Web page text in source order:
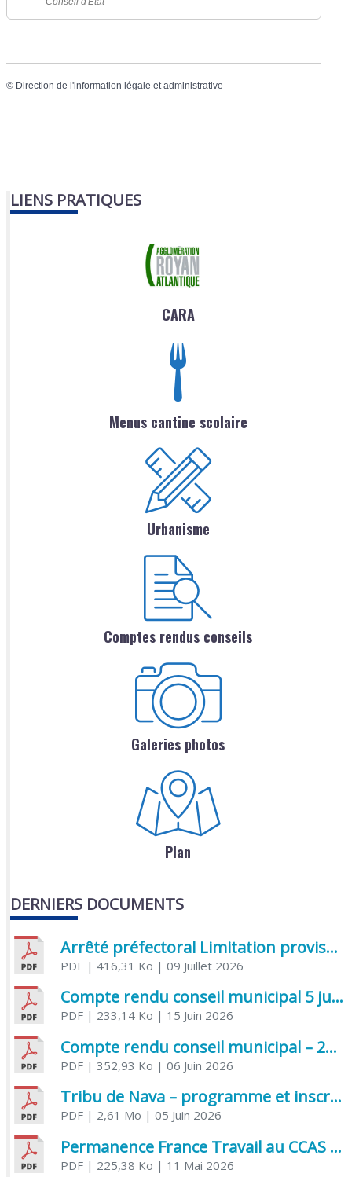
© Direction de l'information légale et administrative
LIENS PRATIQUES
CARA
Menus cantine scolaire
Urbanisme
Comptes rendus conseils
Galeries photos
Plan
DERNIERS DOCUMENTS
Arrêté préfectoral Limitation provisoire des usages de l’eau
PDF| 416,31 Ko | 09 Juillet 2026
Compte rendu conseil municipal 5 juin 2026 sénatoriale
PDF| 233,14 Ko | 15 Juin 2026
Compte rendu conseil municipal – 21 avril 2026
PDF| 352,93 Ko | 06 Juin 2026
Tribu de Nava – programme et inscriptions été 2026
PDF| 2,61 Mo | 05 Juin 2026
Permanence France Travail au CCAS de Saujon Juin 2026
PDF| 225,38 Ko | 11 Mai 2026